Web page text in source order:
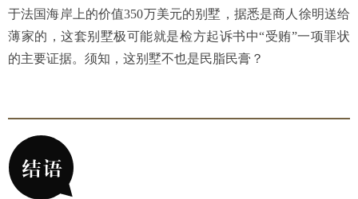
于法国海岸上的价值350万美元的别墅，据悉是商人徐明送给
薄家的，这套别墅极可能就是检方起诉书中“受贿”一项罪状
的主要证据。须知，这别墅不也是民脂民膏？